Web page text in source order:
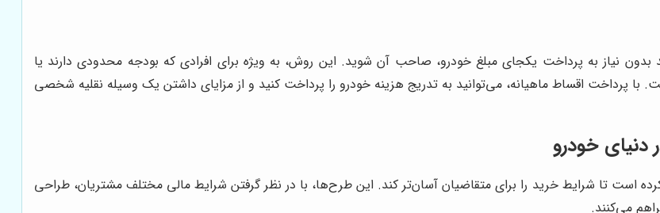
نیاز به پرداخت یکجای مبلغ خودرو، صاحب آن شوید. این روش، به ویژه برای افرادی که بودجه محدودی دارند یا
پرداخت اقساط ماهیانه، می‌توانید به تدریج هزینه خودرو را پرداخت کنید و از مزایای داشتن یک وسیله نقلیه شخصی
خودرو
است تا شرایط خرید را برای متقاضیان آسان‌تر کند. این طرح‌ها، با در نظر گرفتن شرایط مالی مختلف مشتریان، طراحی
می‌کنند.